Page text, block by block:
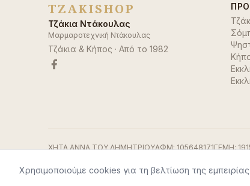
TZAKISHOP
Τζάκια Ντάκουλας
Μαρμαροτεχνική Ντάκουλας
Τζάκια & Κήπος · Από το 1982
ΧΗΤΑ ΑΝΝΑ ΤΟΥ ΔΗΜΗΤΡΙΟΥΑΦΜ: 105648171ΓΕΜΗ:
Χρησιμοποιούμε cookies για τη βελτίωση της